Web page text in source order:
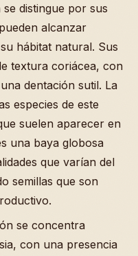
distingue por sus
alcanzar
hábitat natural. Sus
textura coriácea, con
dentación sutil. La
especies de este
suelen aparecer en
una baya globosa
que varían del
semillas que son
se concentra
con una presencia